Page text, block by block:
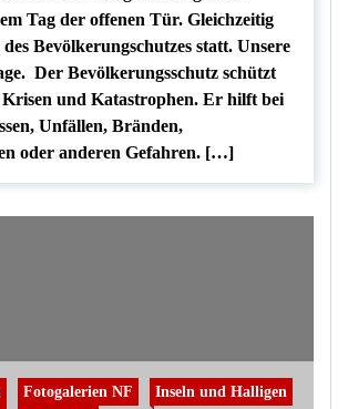
Tag der offenen Tür. Gleichzeitig
Bevölkerungschutzes statt. Unsere
Der Bevölkerungsschutz schützt
Krisen und Katastrophen. Er hilft bei
Unfällen, Bränden,
oder anderen Gefahren. […]
Fotogalerien NF
Inseln und Halligen